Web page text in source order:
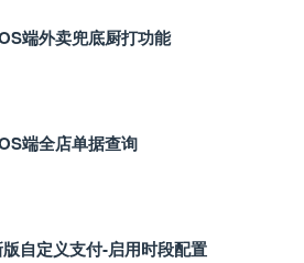
端外卖兜底厨打功能
端全店单据查询
自定义支付‑启用时段配置